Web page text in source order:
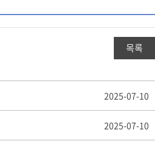
목록
2025-07-10
2025-07-10